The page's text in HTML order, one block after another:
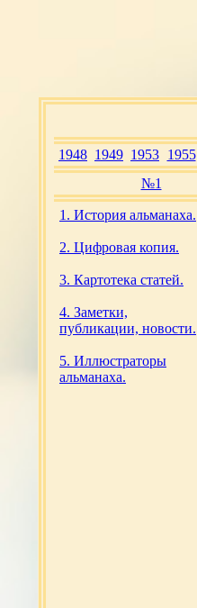
1948 1949 1953 1955
№1
1. История альманаха.
2. Цифровая копия.
3. Картотека статей.
4. Заметки,
публикации, новости.
5. Иллюстраторы
альманаха.